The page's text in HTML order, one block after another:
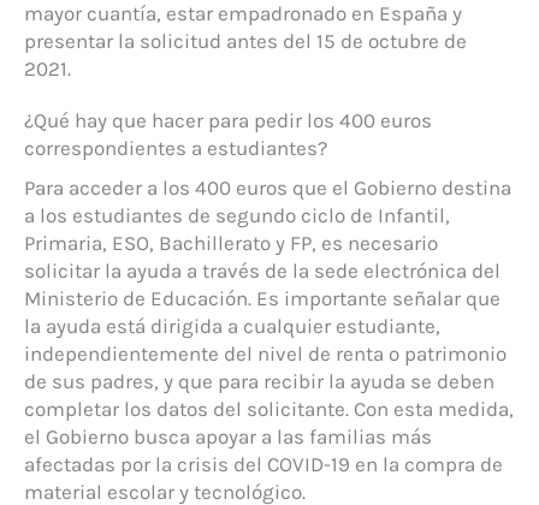
mayor cuantía, estar empadronado en España y
presentar la solicitud antes del 15 de octubre de
2021.
¿Qué hay que hacer para pedir los 400 euros
correspondientes a estudiantes?
Para acceder a los 400 euros que el Gobierno destina
a los estudiantes de segundo ciclo de Infantil,
Primaria, ESO, Bachillerato y FP, es necesario
solicitar la ayuda a través de la sede electrónica del
Ministerio de Educación. Es importante señalar que
la ayuda está dirigida a cualquier estudiante,
independientemente del nivel de renta o patrimonio
de sus padres, y que para recibir la ayuda se deben
completar los datos del solicitante. Con esta medida,
el Gobierno busca apoyar a las familias más
afectadas por la crisis del COVID-19 en la compra de
material escolar y tecnológico.